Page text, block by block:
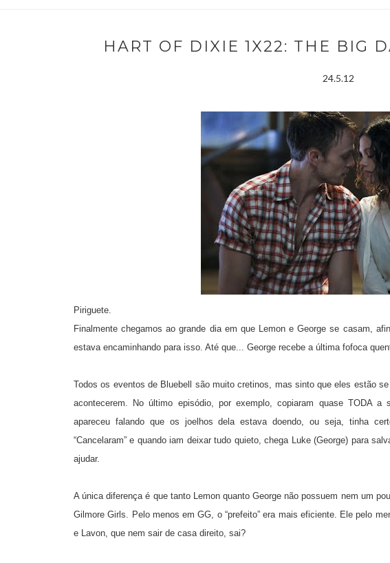
HART OF DIXIE 1X22: THE BIG
24.5.12
Piriguete.
Finalmente chegamos ao grande dia em que Lemon e George se casam,
estava encaminhando para isso. Até que... George recebe a última fofoca
Todos os eventos de Bluebell são muito cretinos, mas sinto que eles estão
acontecerem. No último episódio, por exemplo, copiaram quase TODA
apareceu falando que os joelhos dela estava doendo, ou seja, tinha
“Cancelaram” e quando iam deixar tudo quieto, chega Luke (George) para
ajudar.
A única diferença é que tanto Lemon quanto George não possuem nem um
Gilmore Girls. Pelo menos em GG, o “prefeito” era mais eficiente. Ele pelo
e Lavon, que nem sair de casa direito, sai?